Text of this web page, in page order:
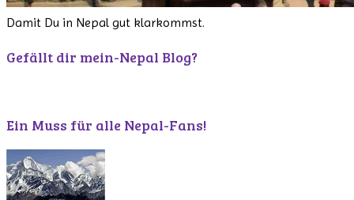
Damit Du in Nepal gut klarkommst.
Gefällt dir mein-Nepal Blog?
Ein Muss für alle Nepal-Fans!